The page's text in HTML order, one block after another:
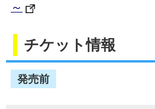
～
チケット情報
発売前